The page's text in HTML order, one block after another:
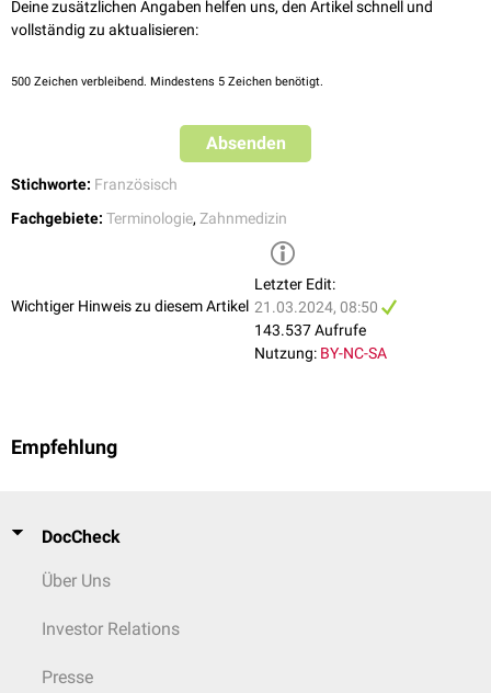
Morbus Alzheimer
Ferner kann der Begriff "Plaque" folgende Bedeutungen haben:
(z.B. bei PsoriasisoderMycosis fungoides). Die Plaque zählt in der
nur erhabene Effloreszenzen als Plaque bezeichnet, in der
angloamerikanischen Literatur zählen auch im Hautniveau liegende
Veränderungen dazu.
Gruppen vonGap Junctionsauf der Zellmembran.
Deine zusätzlichen Angaben helfen uns, den Artikel schnell und
vollständig zu aktualisieren:
500 Zeichen verbleibend. Mindestens 5 Zeichen benötigt.
Absenden
Stichworte: Französisch
Fachgebiete: Terminologie, Zahnmedizin
Wichtiger Hinweis zu diesem Artikel
Letzter Edit:
21.03.2024, 08:50
143.537 Aufrufe
Nutzung: BY-NC-SA
Empfehlung
DocCheck
Über Uns
Investor Relations
Presse